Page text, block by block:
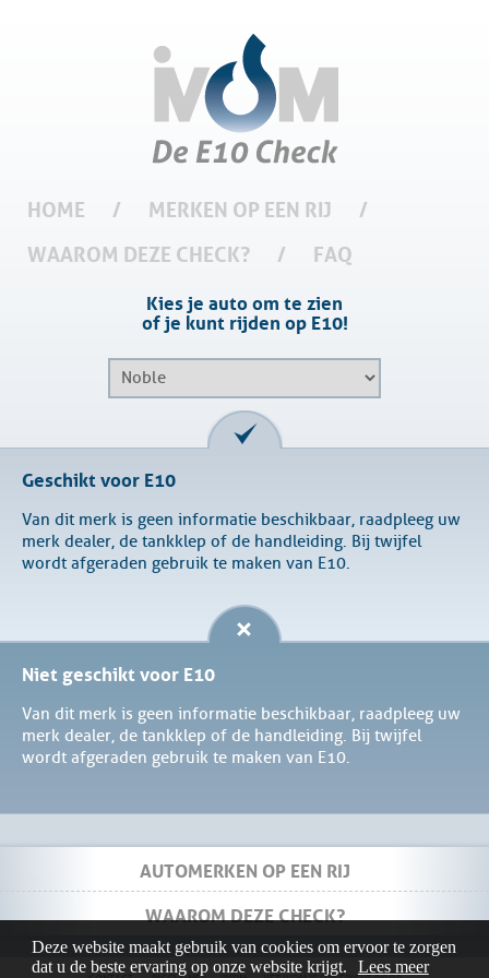
HOME / MERKEN OP EEN RIJ
/
WAAROM DEZE CHECK?
/ FAQ
Kies je auto om te zien
of je kunt rijden op E10!
Geschikt voor E10
Van dit merk is geen informatie beschikbaar, raadpleeg uw
merk dealer, de tankklep of de handleiding. Bij twijfel
wordt afgeraden gebruik te maken van E10.
Niet geschikt voor E10
Van dit merk is geen informatie beschikbaar, raadpleeg uw
merk dealer, de tankklep of de handleiding. Bij twijfel
wordt afgeraden gebruik te maken van E10.
AUTOMERKEN OP EEN RIJ
WAAROM DEZE CHECK?
Deze website maakt gebruik van cookies om ervoor te zorgen
dat u de beste ervaring op onze website krijgt.
Lees meer